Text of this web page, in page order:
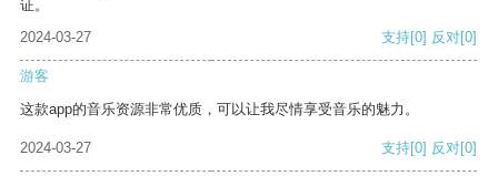
证。
2024-03-27
支持[0] 反对[0]
游客
这款app的音乐资源非常优质，可以让我尽情享受音乐的魅力。
2024-03-27 支持[0] 反对[0]